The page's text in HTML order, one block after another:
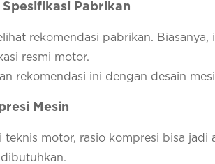
Pabrikan
rekomendasi pabrikan.
resmi motor.
rekomendasi ini dengan desain
Mesin
teknis motor, rasio kompresi bisa jadi